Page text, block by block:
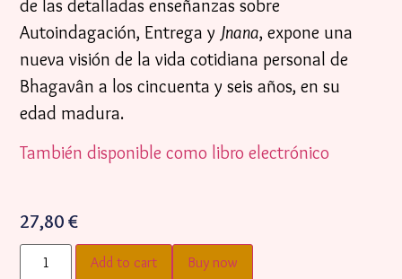
de las detalladas enseñanzas sobre
Autoindagación, Entrega y Jnana, expone una
nueva visión de la vida cotidiana personal de
Bhagavân a los cincuenta y seis años, en su
edad madura.
También disponible como libro electrónico
27,80 €
Add to cart Buy now